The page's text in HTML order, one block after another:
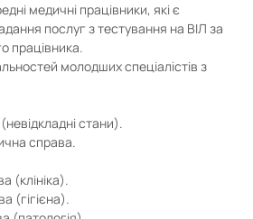
медичні працівники, які є
послуг з тестування на ВІЛ за
працівника.
молодших спеціалістів з
стани).
справа.
(клініка).
(гігієна).